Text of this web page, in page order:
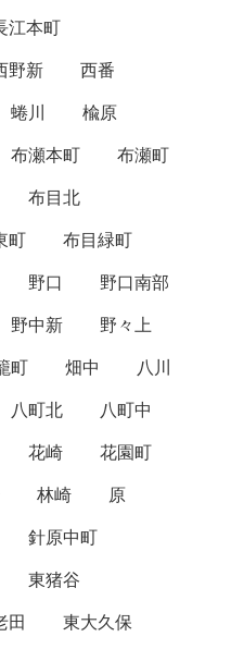
江本町
野新
西番
蜷川
楡原
布瀬本町
布瀬町
布目北
町
布目緑町
野口
野口南部
野中新
野々上
町 畑中
八川
八町北
八町中
花崎
花園町
林崎
原
針原中町
東猪谷
田 東大久保